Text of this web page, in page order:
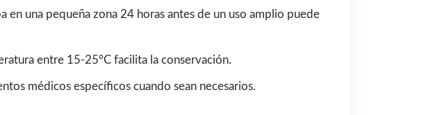
en una pequeña zona 24 horas antes de un uso amplio puede
entre 15-25°C facilita la conservación.
médicos específicos cuando sean necesarios.